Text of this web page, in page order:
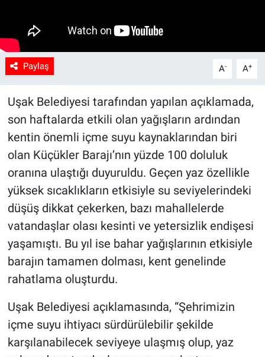
Paylaş A- A+
Uşak Belediyesi tarafından yapılan açıklamada,
son haftalarda etkili olan yağışların ardından
kentin önemli içme suyu kaynaklarından biri
olan Küçükler Barajı’nın yüzde 100 doluluk
oranına ulaştığı duyuruldu. Geçen yaz özellikle
yüksek sıcaklıkların etkisiyle su seviyelerindeki
düşüş dikkat çekerken, bazı mahallelerde
vatandaşlar olası kesinti ve yetersizlik endişesi
yaşamıştı. Bu yıl ise bahar yağışlarının etkisiyle
barajın tamamen dolması, kent genelinde
rahatlama oluşturdu.
Uşak Belediyesi açıklamasında, “Şehrimizin
içme suyu ihtiyacı sürdürülebilir şekilde
karşılanabilecek seviyeye ulaşmış olup, yaz